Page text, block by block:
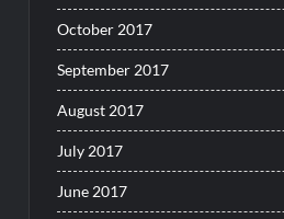
October 2017
September 2017
August 2017
July 2017
June 2017